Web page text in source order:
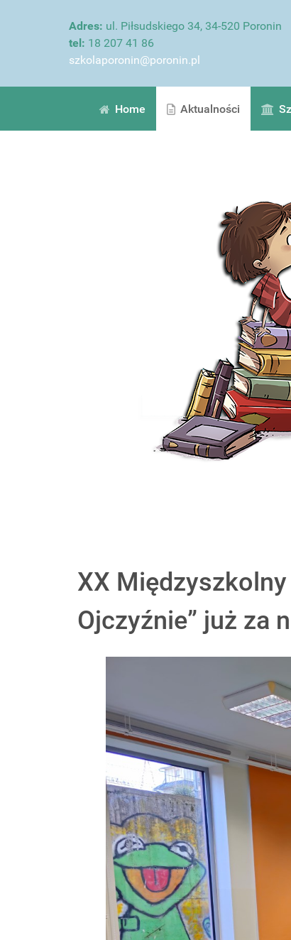
Adres: ul. Piłsudskiego 34, 34-520 Poronin
tel: 18 207 41 86
szkolaporonin@poronin.pl
Home Aktualności
XX
Ojczyźnie” już za